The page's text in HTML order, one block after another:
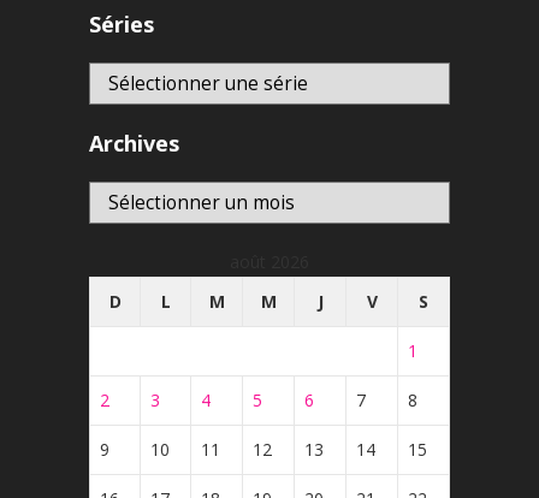
Séries
Archives
Archives
D
L M M J V S
1
2 3 4 5 6 7 8
9 10 11 12 13 14 15